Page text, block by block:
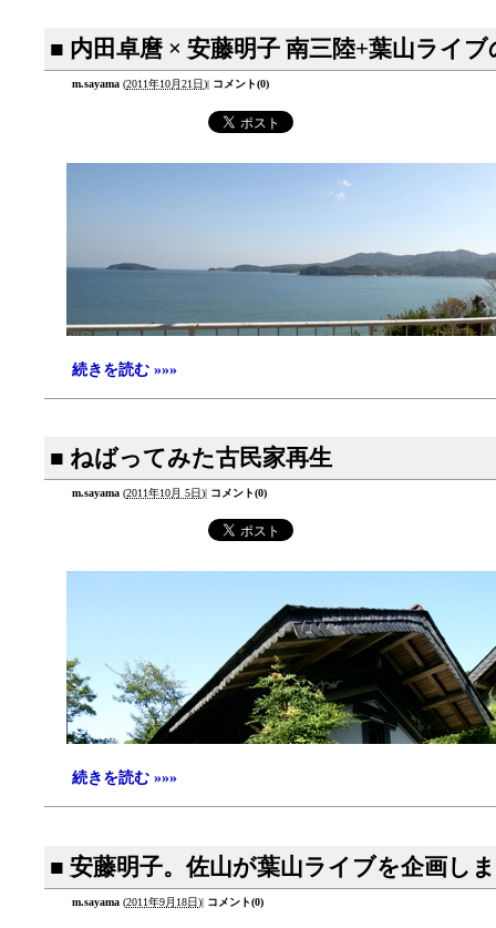
■ 内田卓麿 × 安藤明子 南三陸+葉山ライ
m.sayama (2011年10月21日) コメント(0)
続きを読む »»»
■ ねばってみた古民家再生
m.sayama (2011年10月 5日)| コメント(0)
続きを読む »»»
■ 安藤明子。佐山が葉山ライブを企画し
m.sayama (2011年9月18日)| コメント(0)